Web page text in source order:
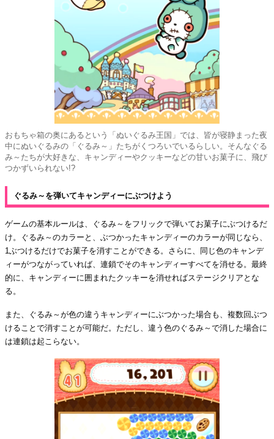
おもちゃ箱の奥にあるという「ぬいぐるみ王国」では、皆が寝静まった夜
中にぬいぐるみの「ぐるみ～」たちがくつろいでいるらしい。そんなぐる
み～たちが大好きな、キャンディーやクッキーなどの甘いお菓子に、飛び
つかずいられない!?
ぐるみ～を弾いてキャンディーにぶつけよう
ゲームの基本ルールは、ぐるみ～をフリックで弾いてお菓子にぶつけるだ
け。ぐるみ～のカラーと、ぶつかったキャンディーのカラーが同じなら、
1ぶつけるだけでお菓子を消すことができる。さらに、同じ色のキャンデ
ィーがつながっていれば、連鎖でそのキャンディーすべてを消せる。最終
的に、キャンディーに囲まれたクッキーを消せればステージクリアとな
る。
また、ぐるみ～が色の違うキャンディーにぶつかった場合も、複数回ぶつ
けることで消すことが可能だ。ただし、違う色のぐるみ～で消した場合に
は連鎖は起こらない。